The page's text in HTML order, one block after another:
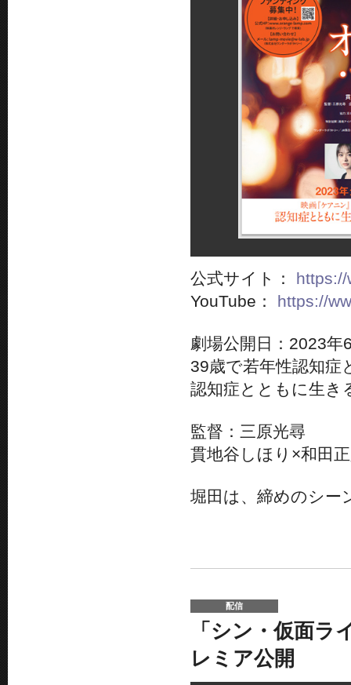
公式サイト：
YouTube： https://
劇場公開日：2023年
39歳で若年性認知症
認知症とともに生き
監督：三原光尋
貫地谷しほり×和田
堀田は、締めのシー
配信
「シン・仮面
レミア公開